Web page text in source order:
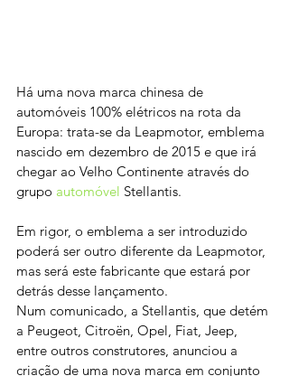
Há uma nova marca chinesa de
automóveis 100% elétricos na rota da
Europa: trata-se da Leapmotor, emblema
nascido em dezembro de 2015 e que irá
chegar ao Velho Continente através do
grupo automóvel Stellantis.
Em rigor, o emblema a ser introduzido
poderá ser outro diferente da Leapmotor,
mas será este fabricante que estará por
detrás desse lançamento.
Num comunicado, a Stellantis, que detém
a Peugeot, Citroën, Opel, Fiat, Jeep,
entre outros construtores, anunciou a
criação de uma nova marca em conjunto